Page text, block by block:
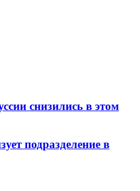
снизились в этом
подразделение в